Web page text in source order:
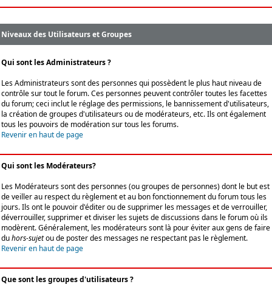
Niveaux des Utilisateurs et Groupes
Qui sont les Administrateurs ?
Les Administrateurs sont des personnes qui possèdent le plus haut niveau de
contrôle sur tout le forum. Ces personnes peuvent contrôler toutes les facettes
du forum; ceci inclut le réglage des permissions, le bannissement d'utilisateurs,
la création de groupes d'utilisateurs ou de modérateurs, etc. Ils ont également
tous les pouvoirs de modération sur tous les forums.
Revenir en haut de page
Qui sont les Modérateurs?
Les Modérateurs sont des personnes (ou groupes de personnes) dont le but est
de veiller au respect du règlement et au bon fonctionnement du forum tous les
jours. Ils ont le pouvoir d'éditer ou de supprimer les messages et de verrouiller,
déverrouiller, supprimer et diviser les sujets de discussions dans le forum où ils
modèrent. Généralement, les modérateurs sont là pour éviter aux gens de faire
duhors-sujetou de poster des messages ne respectant pas le règlement.
Revenir en haut de page
Que sont les groupes d'utilisateurs ?